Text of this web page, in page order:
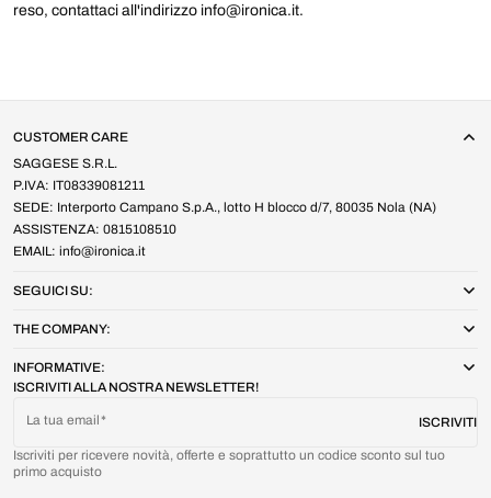
reso, contattaci all'indirizzo info@ironica.it.
ISCRIVITI ALLA NOSTRA NEWSLETTER!
La tua email ISCRIVITI
Iscriviti per ricevere novità, offerte e soprattutto un codice sconto sul tuo
primo acquisto
CUSTOMER CARE
SAGGESE S.R.L.
P.IVA: IT08339081211
SEDE: Interporto Campano S.p.A., lotto H blocco d/7, 80035 Nola (NA)
ASSISTENZA: 0815108510
EMAIL: info@ironica.it
SEGUICI SU:
THE COMPANY:
INFORMATIVE: